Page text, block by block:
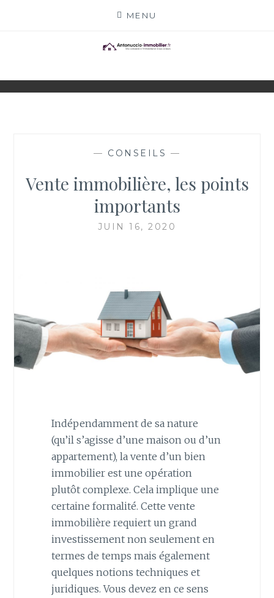
MENU
ANTONUCCIO-
IMMOBILIER.FR
ACTEURS
— CONSEILS —
Vente immobilière, les points
importants
JUIN 16, 2020
Indépendamment de sa nature
(qu’il s’agisse d’une maison ou d’un
appartement), la vente d’un bien
immobilier est une opération
plutôt complexe. Cela implique une
certaine formalité. Cette vente
immobilière requiert un grand
investissement non seulement en
termes de temps mais également
quelques notions techniques et
juridiques. Vous devez en ce sens